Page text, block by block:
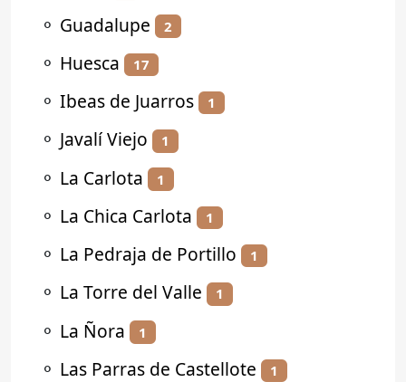
⚬ Guadalupe 2
⚬ Huesca 17
⚬ Ibeas de Juarros 1
⚬ Javalí Viejo 1
⚬ La Carlota 1
⚬ La Chica Carlota 1
⚬ La Pedraja de Portillo 1
⚬ La Torre del Valle 1
⚬ La Ñora 1
⚬ Las Parras de Castellote 1